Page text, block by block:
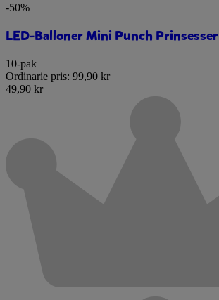
-50%
LED-Balloner Mini Punch Prinsesser
10-pak
Ordinarie pris: 99,90 kr
49,90 kr